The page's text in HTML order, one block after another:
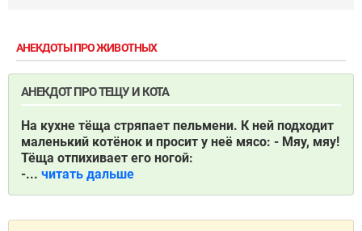
АНЕКДОТЫ ПРО ЖИВОТНЫХ
АНЕКДОТ ПРО ТЕЩУ И КОТА
На кухне тёща стряпает пельмени. К ней подходит
маленький котёнок и просит у неё мясо: - Мяу, мяу!
Тёща отпихивает его ногой:
-... читать дальше